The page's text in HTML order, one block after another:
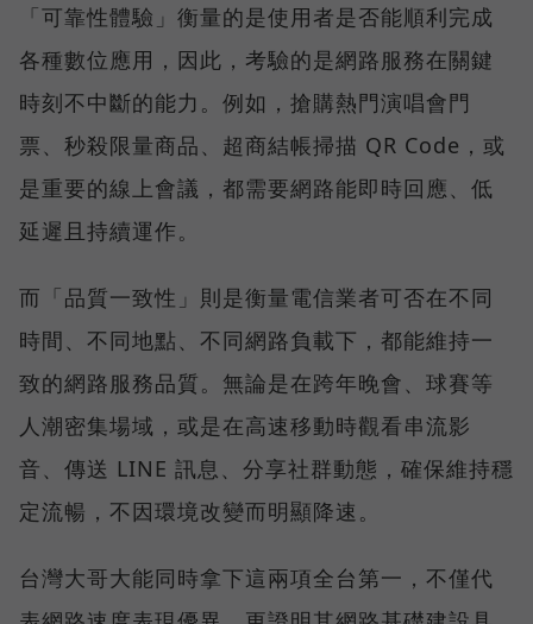
「可靠性體驗」衡量的是使用者是否能順利完成
各種數位應用，因此，考驗的是網路服務在關鍵
時刻不中斷的能力。例如，搶購熱門演唱會門
票、秒殺限量商品、超商結帳掃描 QR Code，或
是重要的線上會議，都需要網路能即時回應、低
延遲且持續運作。
而「品質一致性」則是衡量電信業者可否在不同
時間、不同地點、不同網路負載下，都能維持一
致的網路服務品質。無論是在跨年晚會、球賽等
人潮密集場域，或是在高速移動時觀看串流影
音、傳送 LINE 訊息、分享社群動態，確保維持穩
定流暢，不因環境改變而明顯降速。
台灣大哥大能同時拿下這兩項全台第一，不僅代